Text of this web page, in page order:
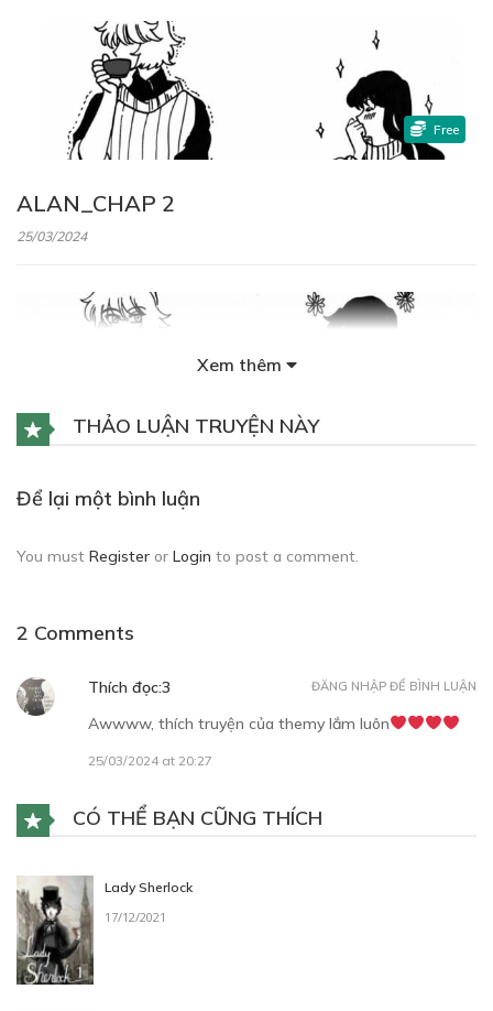
ALAN_CHAP 2
25/03/2024
Free
30/03/2024
Xem thêm
THẢO LUẬN TRUYỆN NÀY
Để lại một bình luận
You must Register or Login to post a comment.
2 Comments
Thích đọc:3
Awwww, thích truyện của themy lắm luôn
25/03/2024 at 20:27
ĐĂNG NHẬP ĐỂ BÌNH LUẬN
CÓ THỂ BẠN CŨNG THÍCH
Lady Sherlock
17/12/2021